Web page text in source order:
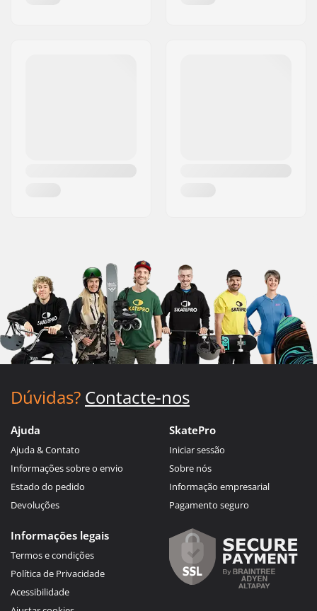
Dúvidas? Contacte-nos
Ajuda
Ajuda & Contato
Informações sobre o envio
Estado do pedido
Devoluções
SkatePro
Iniciar sessão
Sobre nós
Informação empresarial
Pagamento seguro
Informações legais
Termos e condições
Política de Privacidade
Acessibilidade